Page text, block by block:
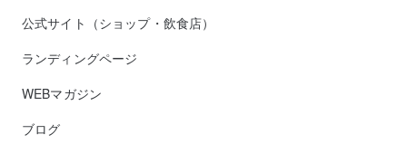
公式サイト（ショップ・飲食店）
ランディングページ
WEBマガジン
ブログ